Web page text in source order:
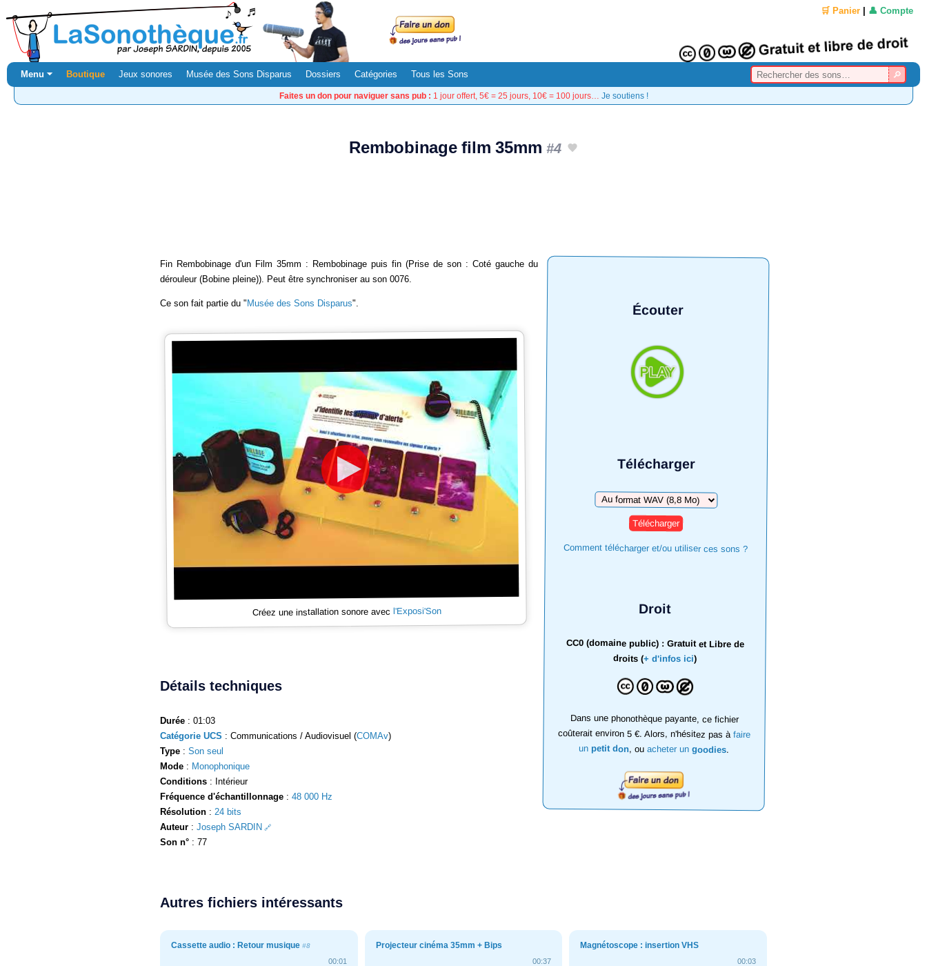
🛒 Panier 👤 Compte
Menu ⏷ Boutique Jeux sonores Musée des Sons Disparus Dossiers Catégories Tous les Sons
Faites un don pour naviguer sans pub : 1 jour offert, 5€ = 25 jours, 10€ = 100 jours… Je soutiens !
Rembobinage film 35mm#4
Écouter
Télécharger
Télécharger
Comment télécharger et/ou utiliser ces sons ?
Droit
CC0 (domaine public) : Gratuit et Libre de
droits (+ d'infos ici)
Dans une phonothèque payante, ce fichier
coûterait environ 5 €. Alors, n'hésitez pas àfaire
un petit don, ouacheter ungoodies.
Fin Rembobinage d'un Film 35mm : Rembobinage puis fin (Prise de son : Coté gauche du
dérouleur (Bobine pleine)). Peut être synchroniser au son 0076.
Ce son fait partie du "Musée des Sons Disparus".
Créez une installation sonore avec l'Exposi'Son
Détails techniques
Durée : 01:03
Catégorie UCS : Communications / Audiovisuel (COMAv)
Type : Son seul
Mode : Monophonique
Conditions : Intérieur
Fréquence d'échantillonnage : 48 000 Hz
Résolution : 24 bits
Auteur : Joseph SARDIN
Son n° : 77
Autres fichiers intéressants
Cassette audio : Retour musique #8
00:01
Projecteur cinéma 35mm + Bips
00:37
Magnétoscope : insertion VHS
00:03